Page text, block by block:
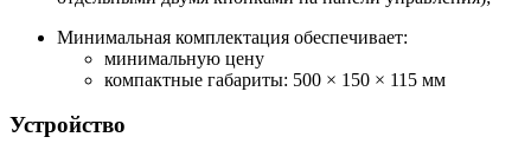
Минимальная комплектация обеспечивает:
минимальную цену
компактные габариты: 500 × 150 × 115 мм
Устройство